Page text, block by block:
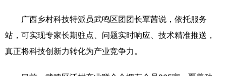
辽宁 吉林 上海 江苏
浙江 安徽 福建 江西
广西乡村科技特派员武鸣区团团长覃茜说，依托服务
站，可实现专家长期驻点、问题实时响应、技术精准推送，
真正将科技创新力转化为产业竞争力。